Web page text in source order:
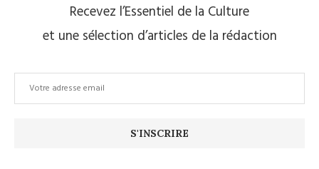
Recevez l’Essentiel de la Culture
et une sélection d’articles de la rédaction